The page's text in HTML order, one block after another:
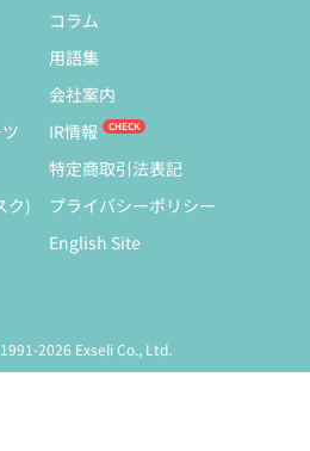
ク)
コラム
用語集
会社案内
IR情報
特定商取引法表記
プライバシーポリシー
English Site
2026 Exseli Co., Ltd.